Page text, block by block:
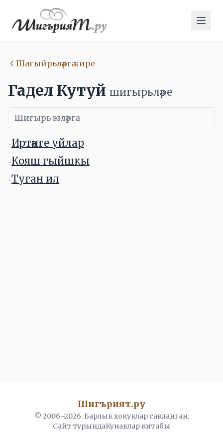
Шагыйрьләргә кире
Гадел Кутуй шигырьләре
•Иртәнге уйлар
•Кояш гыйшкы
•Туган ил
Шигърият.ру
© 2006–2026. Барлык хокуклар сакланган.
Сайт турындаКунаклар китабы